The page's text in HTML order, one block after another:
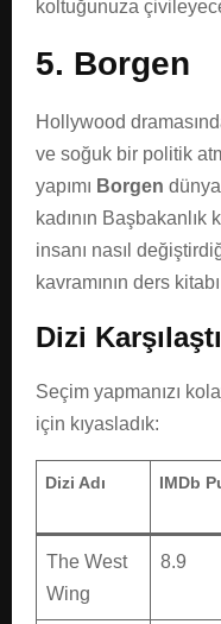
koltuğunuza
5. Borgen
Hollywood
ve soğuk bir politik
yapımı Borgen
kadının
insanı nasıl
kavramının ders
Dizi
Seçim yapmanızı
için kıyasladık:
Dizi Adı IMDb
The West
Wing
8.9